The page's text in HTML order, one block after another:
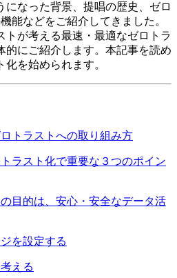
になった背景、提唱の歴史、ゼロ
能などをご紹介してきました。
トが考える最速・最適なゼロトラ
的にご紹介します。本記事を読め
を始められます。
トラストへの取り組み方
ラスト化で重要な３つのポイン
目的は、安心・安全なデータ活
を設定する
える